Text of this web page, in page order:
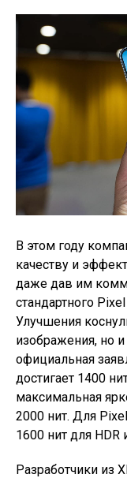
В этом году
качеству и
даже дав им
стандартного
Улучшения
изображения, но
официальная
достигает 1400
максимальная
2000 нит. Для
1600 нит для HDR
Разработчики из